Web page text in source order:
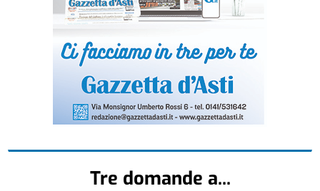
Tre domande a...